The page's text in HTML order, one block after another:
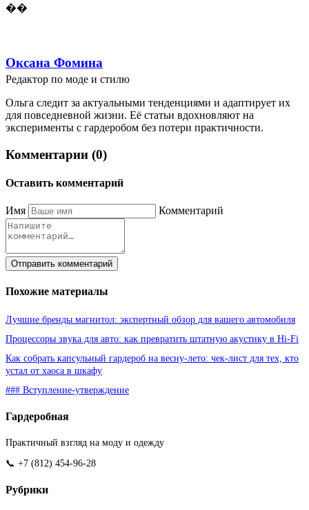
��
Оксана Фомина
Редактор по моде и стилю
Ольга следит за актуальными тенденциями и адаптирует их
для повседневной жизни. Её статьи вдохновляют на
эксперименты с гардеробом без потери практичности.
Комментарии (0)
Оставить комментарий
Имя Комментарий
Отправить комментарий
Похожие материалы
Лучшие бренды магнитол: экспертный обзор для вашего автомобиля
Процессоры звука для авто: как превратить штатную акустику в Hi-Fi
Как собрать капсульный гардероб на весну-лето: чек-лист для тех, кто
устал от хаоса в шкафу
### Вступление-утверждение
Гардеробная
Практичный взгляд на моду и одежду
📞 +7 (812) 454-96-28
Рубрики